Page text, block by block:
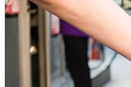
ou condutores pendulares e de